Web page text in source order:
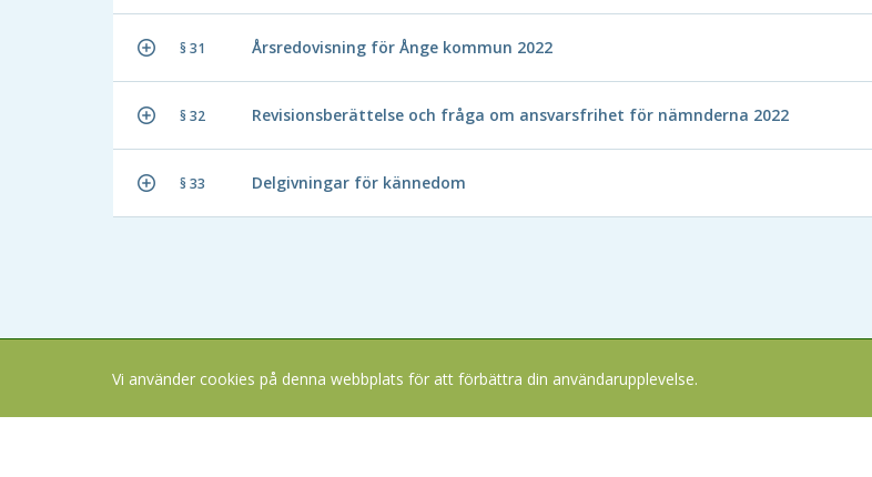
§ 31 Årsredovisning för Ånge kommun 2022
§ 32 Revisionsberättelse och fråga om ansvarsfrihet för nämnderna 2022
§ 33 Delgivningar för kännedom
Copyright В© 2026
Vi använder cookies på denna webbplats för att förbättra din användarupplevelse.